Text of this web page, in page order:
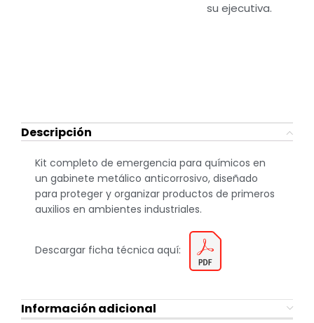
su ejecutiva.
Descripción
Kit completo de emergencia para químicos en
un gabinete metálico anticorrosivo, diseñado
para proteger y organizar productos de primeros
auxilios en ambientes industriales.
Descargar ficha técnica aquí:
Información adicional